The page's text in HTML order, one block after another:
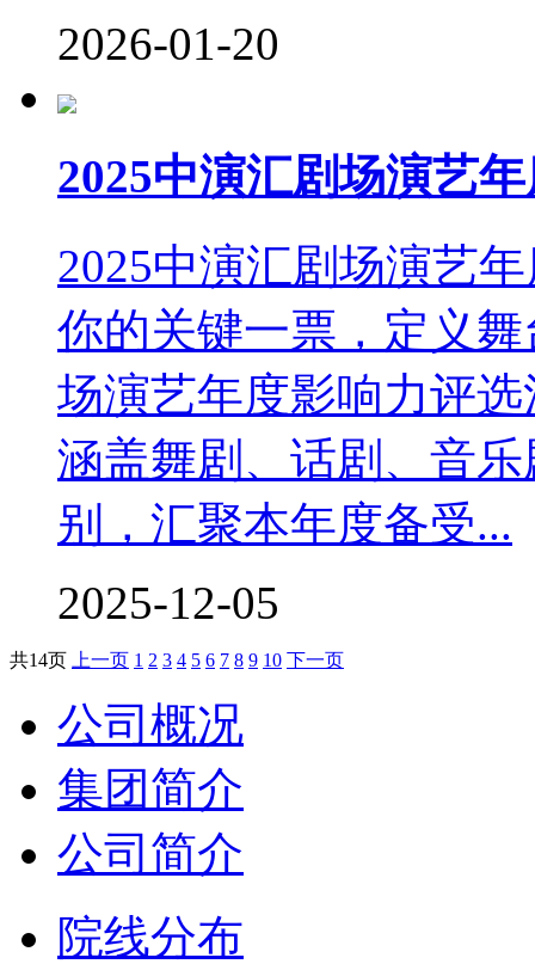
2026-01-20
2025中演汇剧场演艺
2025中演汇剧场演艺
你的关键一票，定义
场演艺年度影响力评
涵盖舞剧、话剧、音
别，汇聚本年度备受...
2025-12-05
共14页 上一页 1 2 3 4 5 6 7 8 9 10 下一页
公司概况
集团简介
公司简介
院线分布